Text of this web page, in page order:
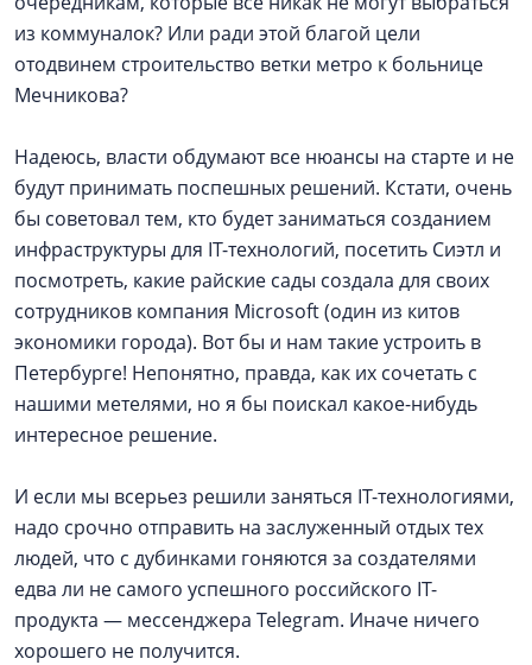
из коммуналок? Или ради этой благой цели
отодвинем строительство ветки метро к больнице
Мечникова?
Надеюсь, власти обдумают все нюансы на старте и не
будут принимать поспешных решений. Кстати, очень
бы советовал тем, кто будет заниматься созданием
инфраструктуры для IT-технологий, посетить Сиэтл и
посмотреть, какие райские сады создала для своих
сотрудников компания Microsoft (один из китов
экономики города). Вот бы и нам такие устроить в
Петербурге! Непонятно, правда, как их сочетать с
нашими метелями, но я бы поискал какое-нибудь
интересное решение.
И если мы всерьез решили заняться IT-технологиями,
надо срочно отправить на заслуженный отдых тех
людей, что с дубинками гоняются за создателями
едва ли не самого успешного российского IT-
продукта — мессенджера Telegram. Иначе ничего
хорошего не получится.